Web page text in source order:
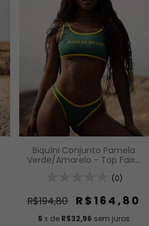
Biquíni Conjunto Pamela
Verde/Amarelo - Top Faixa
(0)
R$194,80 R$164,80
5 x de R$32,96 sem juros